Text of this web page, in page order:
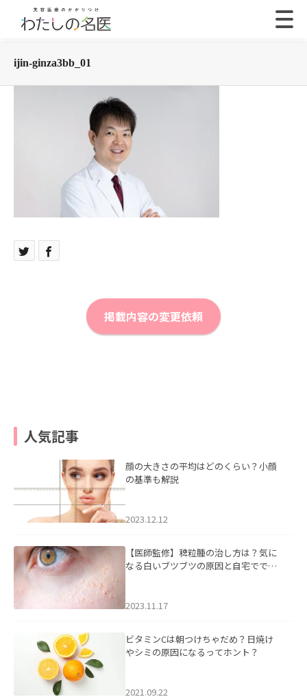
ijin-ginza3bb_01
掲載内容の変更依頼
人気記事
顔の大きさの平均はどのくらい？小顔
の基準も解説
2023.12.12
【医師監修】稗粒腫の治し方は？気に
なる白いブツブツの原因と自宅ででき
2023.11.17
ビタミンCは朝つけちゃだめ？日焼け
やシミの原因になるってホント？
2021.09.22